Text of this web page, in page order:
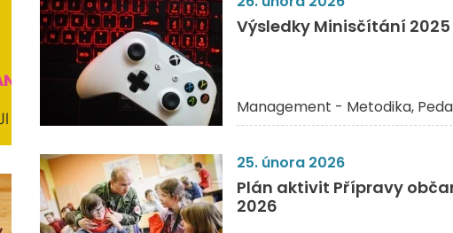
Výsledky Minisčítání
Management - Metodika
25. února 2026
Plán aktivit Přípravy
2026